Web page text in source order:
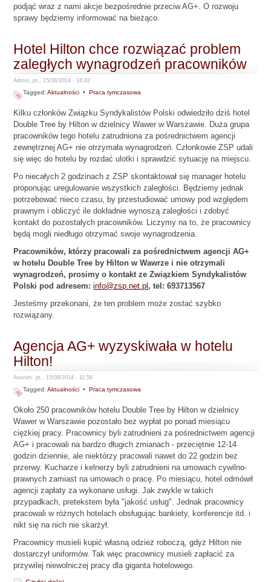
podjąć wraz z nami akcje bezpośrednie przeciw AG+. O rozwoju
sprawy będziemy informować na bieżąco.
Hotel Hilton chce rozwiązać problem
zaległych wynagrodzeń pracowników
Admin, pt., 15/08/2014 - 18:42
Tagged:Aktualności •Praca tymczasowa
Kilku członków Związku Syndykalistów Polski odwiedziło dziś hotel
Double Tree by Hilton w dzielnicy Wawer w Warszawie. Duża grupa
pracowników tego hotelu zatrudniona za pośrednictwem agencji
zewnętrznej AG+ nie otrzymała wynagrodzeń. Członkowie ZSP udali
się więc do hotelu by rozdać ulotki i sprawdzić sytuację na miejscu.
Po niecałych 2 godzinach z ZSP skontaktował się manager hotelu
proponując uregulowanie wszystkich zaległości. Będziemy jednak
potrzebować nieco czasu, by przestudiować umowy pod względem
prawnym i obliczyć ile dokładnie wynoszą zaległości i zdobyć
kontakt do pozostałych pracowników. Liczymy na to, że pracownicy
będą mogli niedługo otrzymać swoje wynagrodzenia.
Pracowników, którzy pracowali za pośrednictwem agencji AG+
w hotelu Double Tree by Hilton w Wawrze i nie otrzymali
wynagrodzeń, prosimy o kontakt ze Związkiem Syndykalistów
Polski pod adresem:info@zsp.net.pl, tel: 693713567
Jesteśmy przekonani, że ten problem może zostać szybko
rozwiązany.
Agencja AG+ wyzyskiwała w hotelu
Hilton!
Anonim, pt., 15/08/2014 - 11:56
Tagged:Aktualności •Praca tymczasowa
Około 250 pracowników hotelu Double Tree by Hilton w dzielnicy
Wawer w Warszawie pozostało bez wypłat po ponad miesiącu
ciężkiej pracy. Pracownicy byli zatrudnieni za pośrednictwem agencji
AG+ i pracowali na bardzo długich zmianach - przeciętnie 12-14
godzin dziennie, ale niektórzy pracowali nawet do 22 godzin bez
przerwy. Kucharze i kelnerzy byli zatrudnieni na umowach cywilno-
prawnych zamiast na umowach o pracę. Po miesiącu, hotel odmówił
agencji zapłaty za wykonane usługi. Jak zwykle w takich
przypadkach, pretekstem była "jakość usług". Jednak pracownicy
pracowali w różnych hotelach obsługując bankiety, konferencje itd. i
nikt się na nich nie skarżył.
Pracownicy musieli kupić własną odzież roboczą, gdyż Hilton nie
dostarczył uniformów. Tak więc pracownicy musieli zapłacić za
przywilej niewolniczej pracy dla giganta hotelowego.